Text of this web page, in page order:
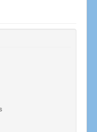
a representação
de Arquivologia